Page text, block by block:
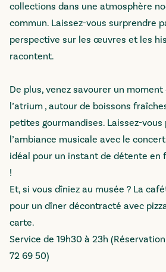
collections dans une atmosphère
commun. Laissez-vous surprendre
perspective sur les œuvres et les
racontent.
De plus, venez savourer un
l’atrium , autour de boissons
petites gourmandises. Laissez-
l’ambiance musicale avec le
idéal pour un instant de détente en
!
Et, si vous dîniez au musée ? La
pour un dîner décontracté avec
carte.
Service de 19h30 à 23h
72 69 50)